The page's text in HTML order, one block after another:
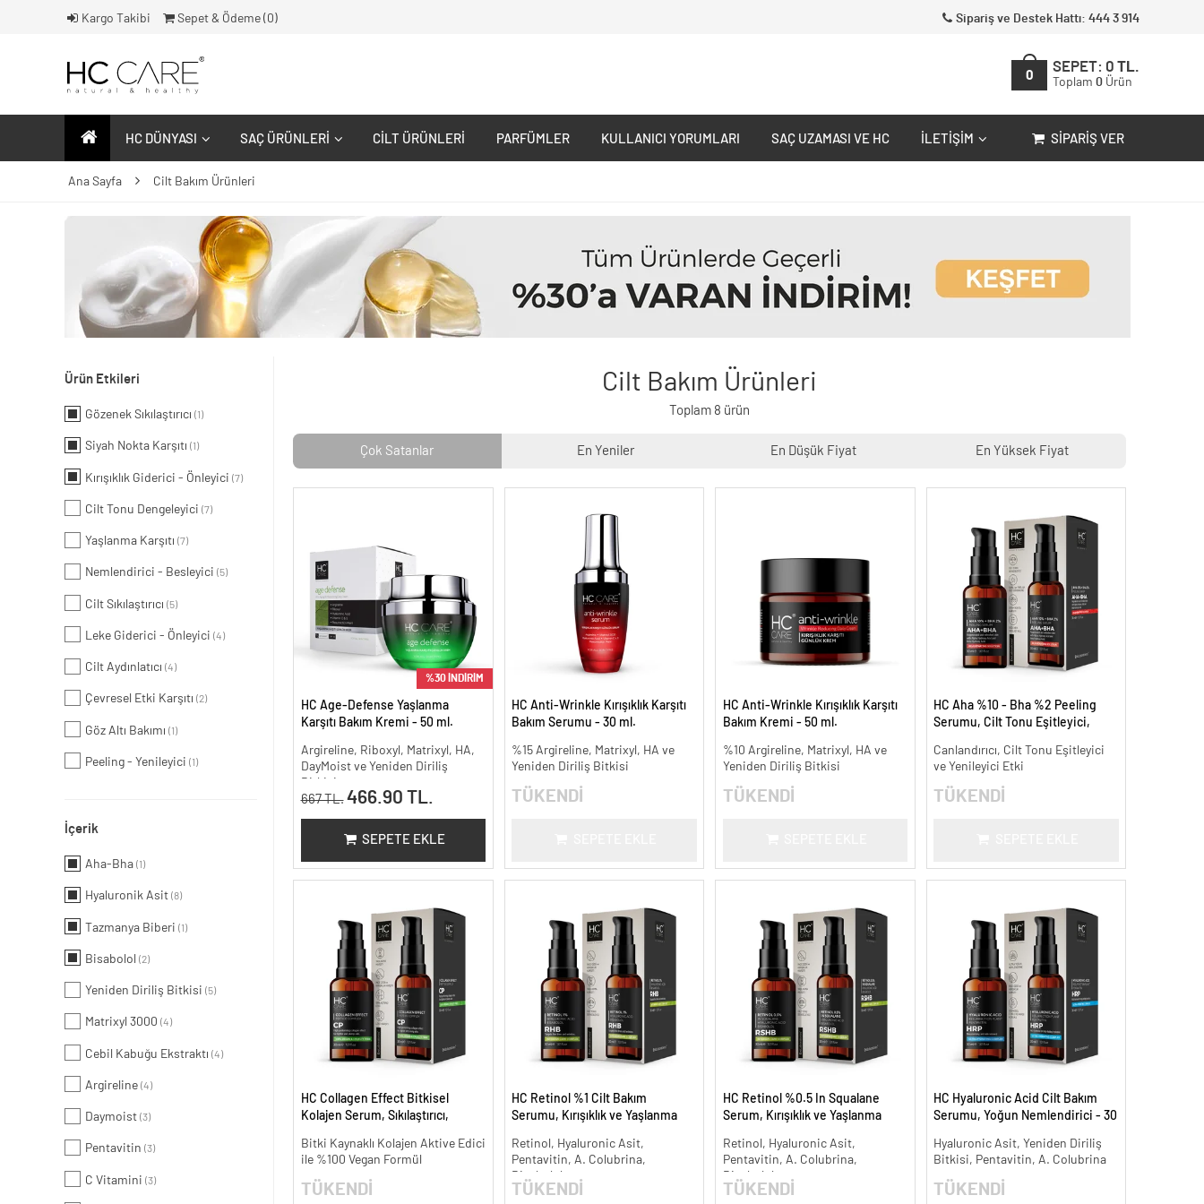
Kargo Takibi Sepet & Ödeme ( 0) Sipariş ve Destek Hattı: 444 3 914
0
SEPET: 0 TL.
Toplam 0 Ürün
HC DÜNYASI SAÇ ÜRÜNLERI CILT ÜRÜNLERI PARFÜMLER KULLANICI YORUMLARI SAÇ UZAMASI VE HC İLETIŞIM SIPARIŞ VER
Ana Sayfa Cilt Bakım Ürünleri
Ürün Etkileri
Gözenek Sıkılaştırıcı (1)
Siyah Nokta Karşıtı (1)
Kırışıklık Giderici - Önleyici (7)
Cilt Tonu Dengeleyici (7)
Yaşlanma Karşıtı (7)
Nemlendirici - Besleyici (5)
Cilt Sıkılaştırıcı (5)
Leke Giderici - Önleyici (4)
Cilt Aydınlatıcı (4)
Çevresel Etki Karşıtı (2)
Göz Altı Bakımı (1)
Peeling - Yenileyici (1)
İçerik
Aha-Bha (1)
Hyaluronik Asit (8)
Tazmanya Biberi (1)
Bisabolol (2)
Yeniden Diriliş Bitkisi (5)
Matrixyl 3000 (4)
Cebil Kabuğu Ekstraktı (4)
Argireline (4)
Daymoist (3)
Pentavitin (3)
C Vitamini (3)
Cilt Bakım Ürünleri
Toplam 8 ürün
Çok Satanlar En Yeniler En Düşük Fiyat En Yüksek Fiyat
%30 İNDİRİM
HC Age-Defense Yaşlanma
Karşıtı Bakım Kremi - 50 ml.
Argireline, Riboxyl, Matrixyl, HA,
DayMoist ve Yeniden Diriliş
667 TL. 466.90 TL.
SEPETE EKLE
HC Anti-Wrinkle Kırışıklık Karşıtı
Bakım Serumu - 30 ml.
%15 Argireline, Matrixyl, HA ve
Yeniden Diriliş Bitkisi
TÜKENDİ
HC Anti-Wrinkle Kırışıklık Karşıtı
Bakım Kremi - 50 ml.
%10 Argireline, Matrixyl, HA ve
Yeniden Diriliş Bitkisi
TÜKENDİ
HC Aha %10 - Bha %2 Peeling
Serumu, Cilt Tonu Eşitleyici,
Canlandırıcı, Cilt Tonu Eşitleyici
ve Yenileyici Etki
TÜKENDİ
HC Collagen Effect Bitkisel
Kolajen Serum, Sıkılaştırıcı,
Bitki Kaynaklı Kolajen Aktive Edici
ile %100 Vegan Formül
TÜKENDİ
HC Retinol %1 Cilt Bakım
Serumu, Kırışıklık ve Yaşlanma
Retinol, Hyaluronic Asit,
Pentavitin, A. Colubrina,
Bisabolol
TÜKENDİ
HC Retinol %0.5 In Squalane
Serum, Kırışıklık ve Yaşlanma
Retinol, Hyaluronic Asit,
Pentavitin, A. Colubrina,
Bisabolol
TÜKENDİ
HC Hyaluronic Acid Cilt Bakım
Serumu, Yoğun Nemlendirici - 30
Hyaluronic Asit, Yeniden Diriliş
Bitkisi, Pentavitin, A. Colubrina
TÜKENDİ